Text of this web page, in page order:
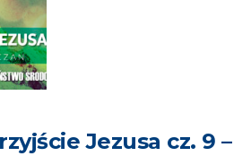
Jezusa cz. 9 –